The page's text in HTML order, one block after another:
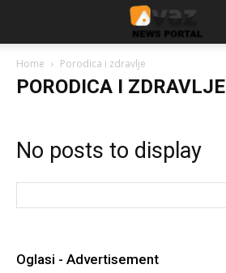
Home Porodica i zdravlje
PORODICA I ZDRAVLJE
No posts to display
Oglasi - Advertisement